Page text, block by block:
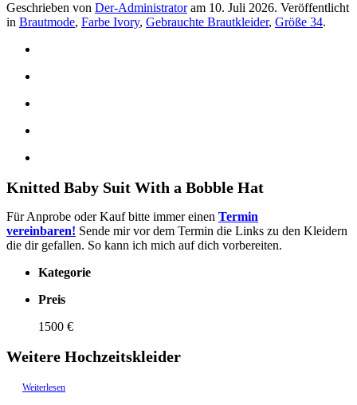
Geschrieben von Der-Administratoram 10. Juli 2026. Veröffentlicht
in Brautmode, Farbe Ivory, Gebrauchte Brautkleider, Größe 34.
Knitted Baby Suit With a Bobble Hat
Für Anprobe oder Kauf bitte immer einen Termin
vereinbaren! Sende mir vor dem Termin die Links zu den Kleidern
die dir gefallen. So kann ich mich auf dich vorbereiten.
Kategorie
Preis
1500 €
Weitere Hochzeitskleider
Weiterlesen